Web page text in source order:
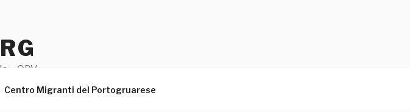
– ODV
Centro Migranti del Portogruarese